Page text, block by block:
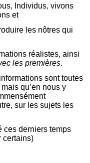
Individus, vivons
et
les nôtres qui
réalistes, ainsi
les premières.
sont toutes
qu’en nous y
sur les sujets les
ces derniers temps
certains)